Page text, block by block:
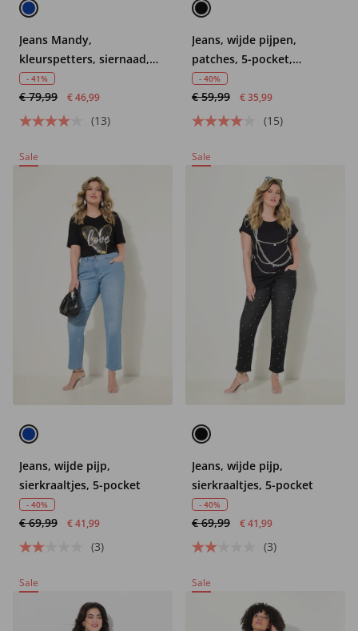
Jeans Mandy,
kleurspetters, siernaad,
wijde pijpen
- 41%
€ 79,99 € 46,99
(13)
Jeans, wijde pijpen,
patches, 5-pocket,
omgeslagen zoom
- 40%
€ 59,99 € 35,99
(15)
Sale
Jeans, wijde pijp,
sierkraaltjes, 5-pocket
- 40%
€ 69,99 € 41,99
(3)
Sale
Jeans, wijde pijp,
sierkraaltjes, 5-pocket
- 40%
€ 69,99 € 41,99
(3)
Sale Sale